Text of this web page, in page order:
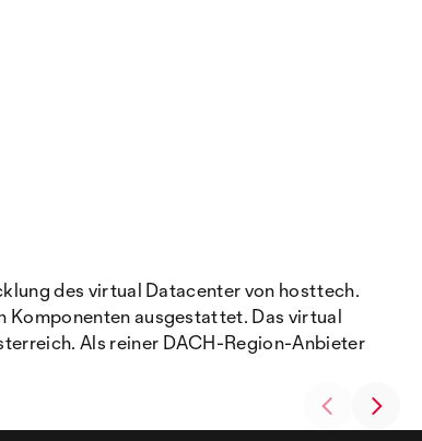
des virtual Datacenter von hosttech.
Komponenten ausgestattet. Das virtual
Als reiner DACH-Region-Anbieter